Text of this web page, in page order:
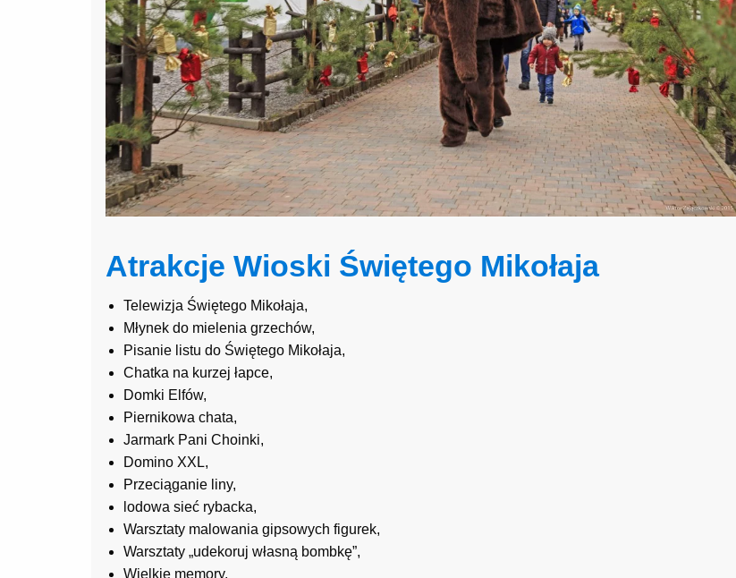
Atrakcje Wioski Świętego Mikołaja
Telewizja Świętego Mikołaja,
Młynek do mielenia grzechów,
Pisanie listu do Świętego Mikołaja,
Chatka na kurzej łapce,
Domki Elfów,
Piernikowa chata,
Jarmark Pani Choinki,
Domino XXL,
Przeciąganie liny,
lodowa sieć rybacka,
Warsztaty malowania gipsowych figurek,
Warsztaty „udekoruj własną bombkę”,
Wielkie memory,